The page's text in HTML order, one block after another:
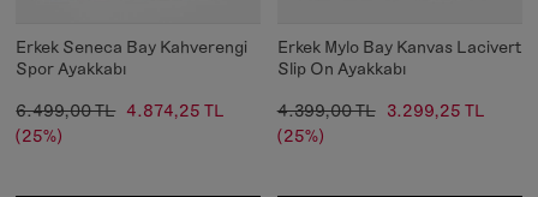
Erkek Seneca Bay Kahverengi
Spor Ayakkabı
6.499,00 TL 4.874,25 TL
(25%)
Erkek Mylo Bay Kanvas Lacivert
Slip On Ayakkabı
4.399,00 TL
3.299,25 TL
(25%)